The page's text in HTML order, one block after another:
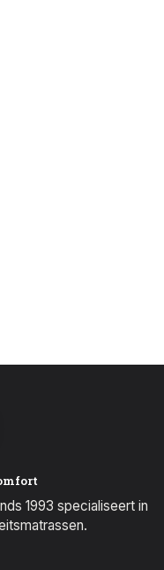
1993 specialiseert in